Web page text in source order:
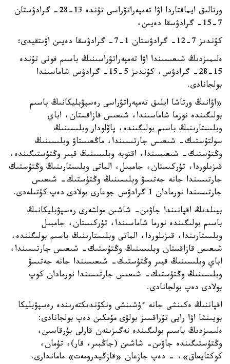
ورتالىق ايماقتاردا اۋا تەمپەراتۋراسى تۇندە 13-28- گرادۋستان
7-15- گرادۋسقا دەيىن،
كۇندىز 7-12- گرادۋستان 1-7- گرادۋسقا دەيىن اۋىتقيدى؛
ەلىمىزدىڭ شىعىسىندا اۋا تەمپەراتۋراسىنىڭ باسىم فونى تۇندە
15-28- گرادۋس، كۇندىز 5-15- گرادۋس شاماسىندا
بولجانادى.
«اۋانىڭ ورتاشا ايلىق تەمپەراتۋراسى رەسپۋبليكانىڭ باسىم
بولىگىندە نورما شاماسىندا، شىعىس قازاقستان، اباي
وبلىستارىنىڭ باسىم بولىگىندە، پاۆلودار وبلىسىنىڭ
سولتۇستىك- شىعىس جارتىسىندا، ماڭعىستاۋ وبلىسىنىڭ
وڭتۇستىك- شىعىسىندا، اقتوبە وبلىسىنىڭ قيىر وڭتۇستىگىندە،
قىزىلوردا، تۇركىستان، جامبىل، الماتى وبلىستارىنىڭ وڭتۇستىك
جارتىسىندا جانە جەتىسۋ وبلىسىنىڭ وڭتۇستىك- شىعىس
جارتىسىندا نورمادان 1 گرادۋس جوعارى بولادى دەپ كۇتىلەدى.
بيىلدىڭ اقپانىندا جاۋىن- شاشىن مولشەرى رەسپۋبليكانىڭ
باسىم بولىگىندە نورما شاماسىندا، تۇركىستان، جامبىل
وبلىستارىندا، قىزىلوردا، الماتى وبلىستارىنىڭ باسىم بولىگىندە،
شىعىس قازاقستان وبلىسىنىڭ وڭتۇستىك- شىعىس جارتىسىندا،
اباي وبلىسىنىڭ قيىر وڭتۇستىك- شىعىسىندا جانە جەتىسۋ
وبلىسىنىڭ وڭتۇستىك- شىعىس جارتىسىندا نورمادان كوپ
بولادى دەپ بولجانادى.
اقپاننىڭ ەكىنشى جانە ءۇشىنشى ونكۇندىكتەرىندە رەسپۋبليكا
بويىنشا اۋا رايى تۇراقسىز بولۋى مۇمكىن دەپ بولجانادى:
ەلىمىزدىڭ باسىم بولىگىندە نەگىزىنەن قارلى بۇرقاسىن،
وڭتۇستىگىندە جاۋىن- شاشىن (جاڭبىر، قار)، تۇمان،
كوكتايعاق»، - دەپ جازعان «قازگيدرومەت» ماماندارى.